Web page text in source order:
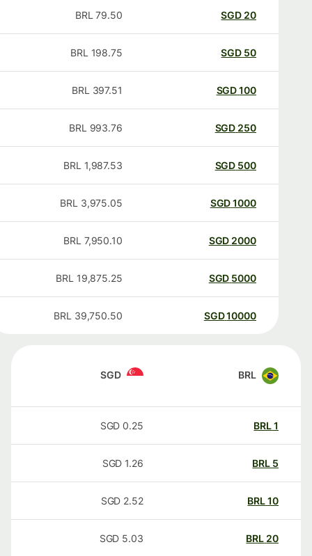
20
SGD
79.50
BRL
50
SGD
198.75
BRL
100
SGD
397.51
BRL
250
SGD
993.76
BRL
500
SGD
1,987.53
BRL
1000
SGD
3,975.05
BRL
2000
SGD
7,950.10
BRL
5000
SGD
19,875.25
BRL
10000
SGD
39,750.50
BRL
BRL
SGD
BRL
0.25
SGD
BRL
1.26
SGD
BRL
2.52
SGD
20
BRL
5.03
SGD